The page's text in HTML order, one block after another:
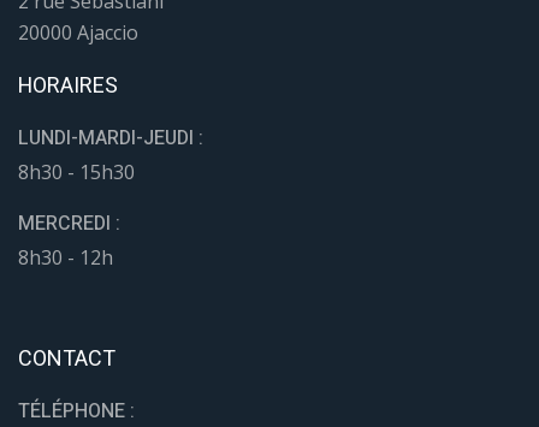
20000 Ajaccio
HORAIRES
LUNDI-MARDI-JEUDI :
8h30 - 15h30
MERCREDI :
8h30 - 12h
CONTACT
TÉLÉPHONE :